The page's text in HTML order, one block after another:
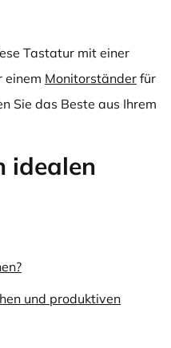
Tastatur mit einer
einem Monitorständer für
Sie das Beste aus Ihrem
idealen
und produktiven